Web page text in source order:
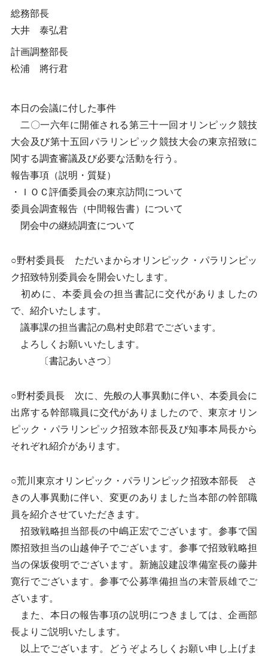
総務部長
大井 泰弘君
計画調整部長
松浦 將行君
本日の会議に付した事件
二〇一六年に開催される第三十一回オリンピック競技
大会及び第十五回パラリンピック競技大会の東京招致に
関する調査審議及び必要な活動を行う。
報告事項（説明・質疑）
・ＩＯＣ評価委員会の東京訪問について
委員会調査報告（中間報告書）について
閉会中の継続調査について
○野村委員長 ただいまからオリンピック・パラリンピッ
ク招致特別委員会を開会いたします。
初めに、本委員会の担当書記に交代がありましたの
で、紹介いたします。
議事課の担当書記の島村史郎君でございます。
よろしくお願いいたします。
〔書記あいさつ〕
○野村委員長 次に、先般の人事異動に伴い、本委員会に
出席する幹部職員に交代がありましたので、東京オリン
ピック・パラリンピック招致本部長及び知事本局長から
それぞれ紹介があります。
○荒川東京オリンピック・パラリンピック招致本部長 さ
きの人事異動に伴い、変更のありました当本部の幹部職
員を紹介させていただきます。
招致戦略担当部長の中嶋正宏でございます。参事で国
際招致担当の山越伸子でございます。参事で招致戦略担
当の保坂俊明でございます。新施設建設準備室長の藤井
寛行でございます。参事で公募準備担当の末菅辰雄でご
ざいます。
また、本日の報告事項の説明につきましては、企画部
長よりご説明いたします。
以上でございます。どうぞよろしくお願い申し上げま